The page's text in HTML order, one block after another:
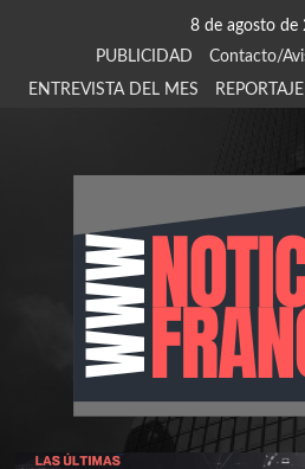
8 de agosto de
PUBLICIDAD
Contacto/
ENTREVISTA DEL MES